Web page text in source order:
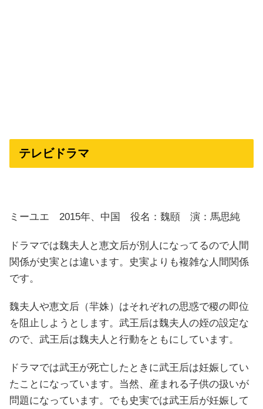
テレビドラマ
ミーユエ 2015年、中国 役名：魏頤 演：馬思純
ドラマでは魏夫人と恵文后が別人になってるので人間
関係が史実とは違います。史実よりも複雑な人間関係
です。
魏夫人や恵文后（羋姝）はそれぞれの思惑で稷の即位
を阻止しようとします。武王后は魏夫人の姪の設定な
ので、武王后は魏夫人と行動をともにしています。
ドラマでは武王が死亡したときに武王后は妊娠してい
たことになっています。当然、産まれる子供の扱いが
問題になっています。でも史実では武王后が妊娠して